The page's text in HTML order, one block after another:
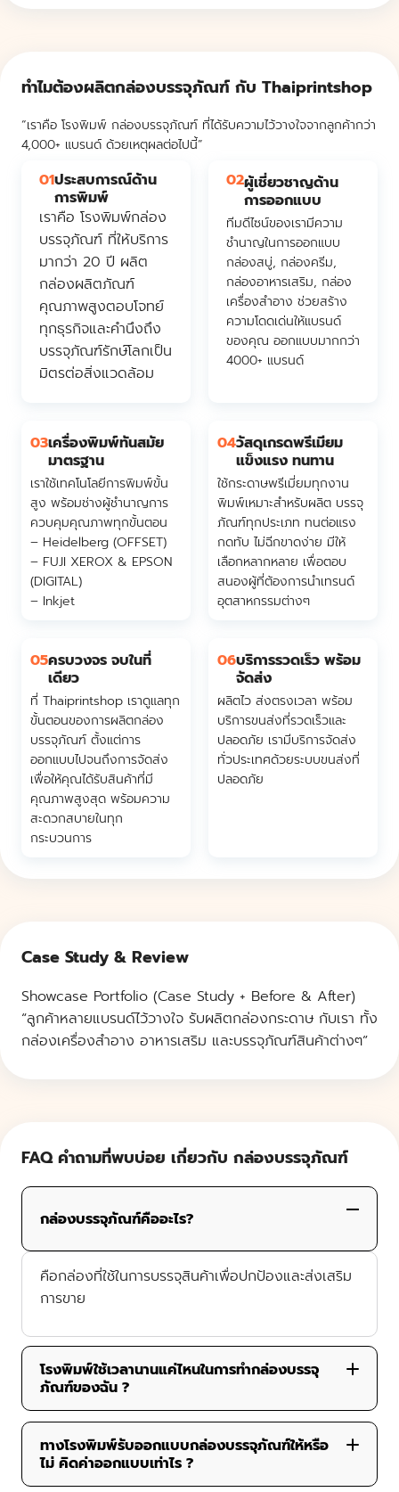
ทำไมต้องผลิตกล่องบรรจุภัณฑ์ กับ Thaiprintshop
“เราคือ โรงพิมพ์ กล่องบรรจุภัณฑ์ ที่ได้รับความไว้วางใจจากลูกค้ากว่า
4,000+ แบรนด์ ด้วยเหตุผลต่อไปนี้”
01ประสบการณ์ด้าน
การพิมพ์
เราคือ โรงพิมพ์กล่อง
บรรจุภัณฑ์ ที่ให้บริการ
มากว่า 20 ปี ผลิต
กล่องผลิตภัณฑ์
คุณภาพสูงตอบโจทย์
ทุกธุรกิจและคำนึงถึง
บรรจุภัณฑ์รักษ์โลกเป็น
มิตรต่อสิ่งแวดล้อม
02ผู้เชี่ยวชาญด้าน
การออกแบบ
ทีมดีไซน์ของเรามีความ
ชำนาญในการออกแบบ
กล่องสบู่, กล่องครีม,
กล่องอาหารเสริม, กล่อง
เครื่องสำอาง ช่วยสร้าง
ความโดดเด่นให้แบรนด์
ของคุณ ออกแบบมากกว่า
4000+ แบรนด์
03เครื่องพิมพ์ทันสมัย
มาตรฐาน
เราใช้เทคโนโลยีการพิมพ์ขั้น
สูง พร้อมช่างผู้ชำนาญการ
ควบคุมคุณภาพทุกขั้นตอน
– Heidelberg (OFFSET)
– FUJI XEROX & EPSON
(DIGITAL)
– Inkjet
04วัสดุเกรดพรีเมียม
แข็งแรง ทนทาน
ใช้กระดาษพรีเมี่ยมทุกงาน
พิมพ์เหมาะสำหรับผลิต บรรจุ
ภัณฑ์ทุกประเภท ทนต่อแรง
กดทับ ไม่ฉีกขาดง่าย มีให้
เลือกหลากหลาย เพื่อตอบ
สนองผู้ที่ต้องการนำเทรนด์
อุตสาหกรรมต่างๆ
05ครบวงจร จบในที่
เดียว
ที่ Thaiprintshop เราดูแลทุก
ขั้นตอนของการผลิตกล่อง
บรรจุภัณฑ์ ตั้งแต่การ
ออกแบบไปจนถึงการจัดส่ง
เพื่อให้คุณได้รับสินค้าที่มี
คุณภาพสูงสุด พร้อมความ
สะดวกสบายในทุก
กระบวนการ
06บริการรวดเร็ว พร้อม
จัดส่ง
ผลิตไว ส่งตรงเวลา พร้อม
บริการขนส่งที่รวดเร็วและ
ปลอดภัย เรามีบริการจัดส่ง
ทั่วประเทศด้วยระบบขนส่งที่
ปลอดภัย
Case Study & Review
Showcase Portfolio (Case Study + Before & After)
“ลูกค้าหลายแบรนด์ไว้วางใจ รับผลิตกล่องกระดาษ กับเรา ทั้ง
กล่องเครื่องสำอาง อาหารเสริม และบรรจุภัณฑ์สินค้าต่างๆ”
FAQ คำถามที่พบบ่อย เกี่ยวกับ กล่องบรรจุภัณฑ์
กล่องบรรจุภัณฑ์คืออะไร?
คือกล่องที่ใช้ในการบรรจุสินค้าเพื่อปกป้องและส่งเสริม
การขาย
โรงพิมพ์ใช้เวลานานแค่ไหนในการทำกล่องบรรจุ
ภัณฑ์ของฉัน ?
ทางโรงพิมพ์รับออกแบบกล่องบรรจุภัณฑ์ให้หรือ
ไม่ คิดค่าออกแบบเท่าไร ?